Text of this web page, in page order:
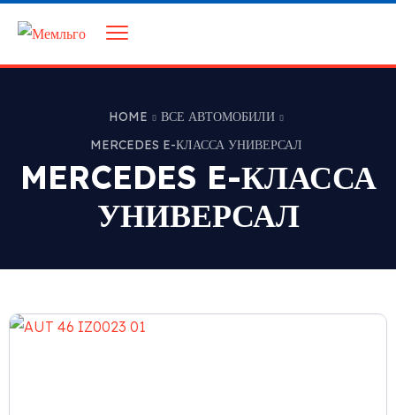
HOME
ВСЕ АВТОМОБИЛИ
MERCEDES E-КЛАССА УНИВЕРСАЛ
MERCEDES E-КЛАССА
УНИВЕРСАЛ